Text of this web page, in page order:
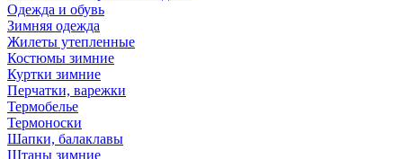
Одежда и обувь
Зимняя одежда
Жилеты утепленные
Костюмы зимние
Куртки зимние
Перчатки, варежки
Термобелье
Термоноски
Шапки, балаклавы
Штаны зимние